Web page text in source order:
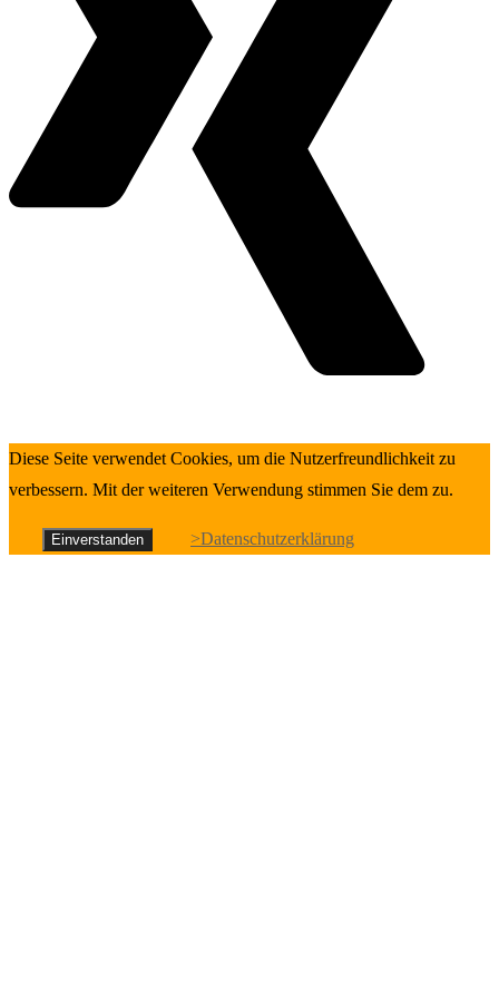
Diese Seite verwendet Cookies, um die Nutzerfreundlichkeit zu
verbessern. Mit der weiteren Verwendung stimmen Sie dem zu.
Einverstanden >Datenschutzerklärung